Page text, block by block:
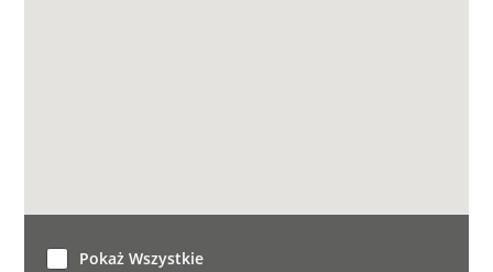
Pokaż Wszystkie